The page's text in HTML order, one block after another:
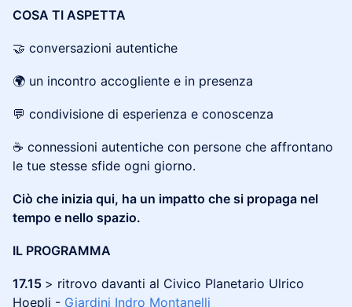
COSA TI ASPETTA
​🤝 conversazioni autentiche
​🌍 un incontro accogliente e in presenza
​💬 condivisione di esperienza e conoscenza
​☕ connessioni autentiche con persone che affrontano
le tue stesse sfide ogni giorno.
Ciò che inizia qui, ha un impatto che si propaga nel
tempo e nello spazio.
IL PROGRAMMA
17.15​ > ritrovo davanti al Civico Planetario Ulrico
Hoepli - Giardini Indro Montanelli